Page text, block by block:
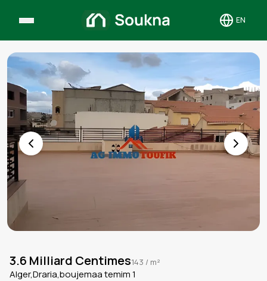
EN
Toggle
3.6 Milliard Centimes143 / m²
Alger,Draria,boujemaa temim 1